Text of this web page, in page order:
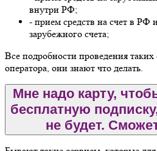
внутри РФ;
- прием средств на счет в РФ
зарубежного счета;
Все подробности проведения
оператора, они знают что делать.
Мне надо карту,
бесплатную
не будет.